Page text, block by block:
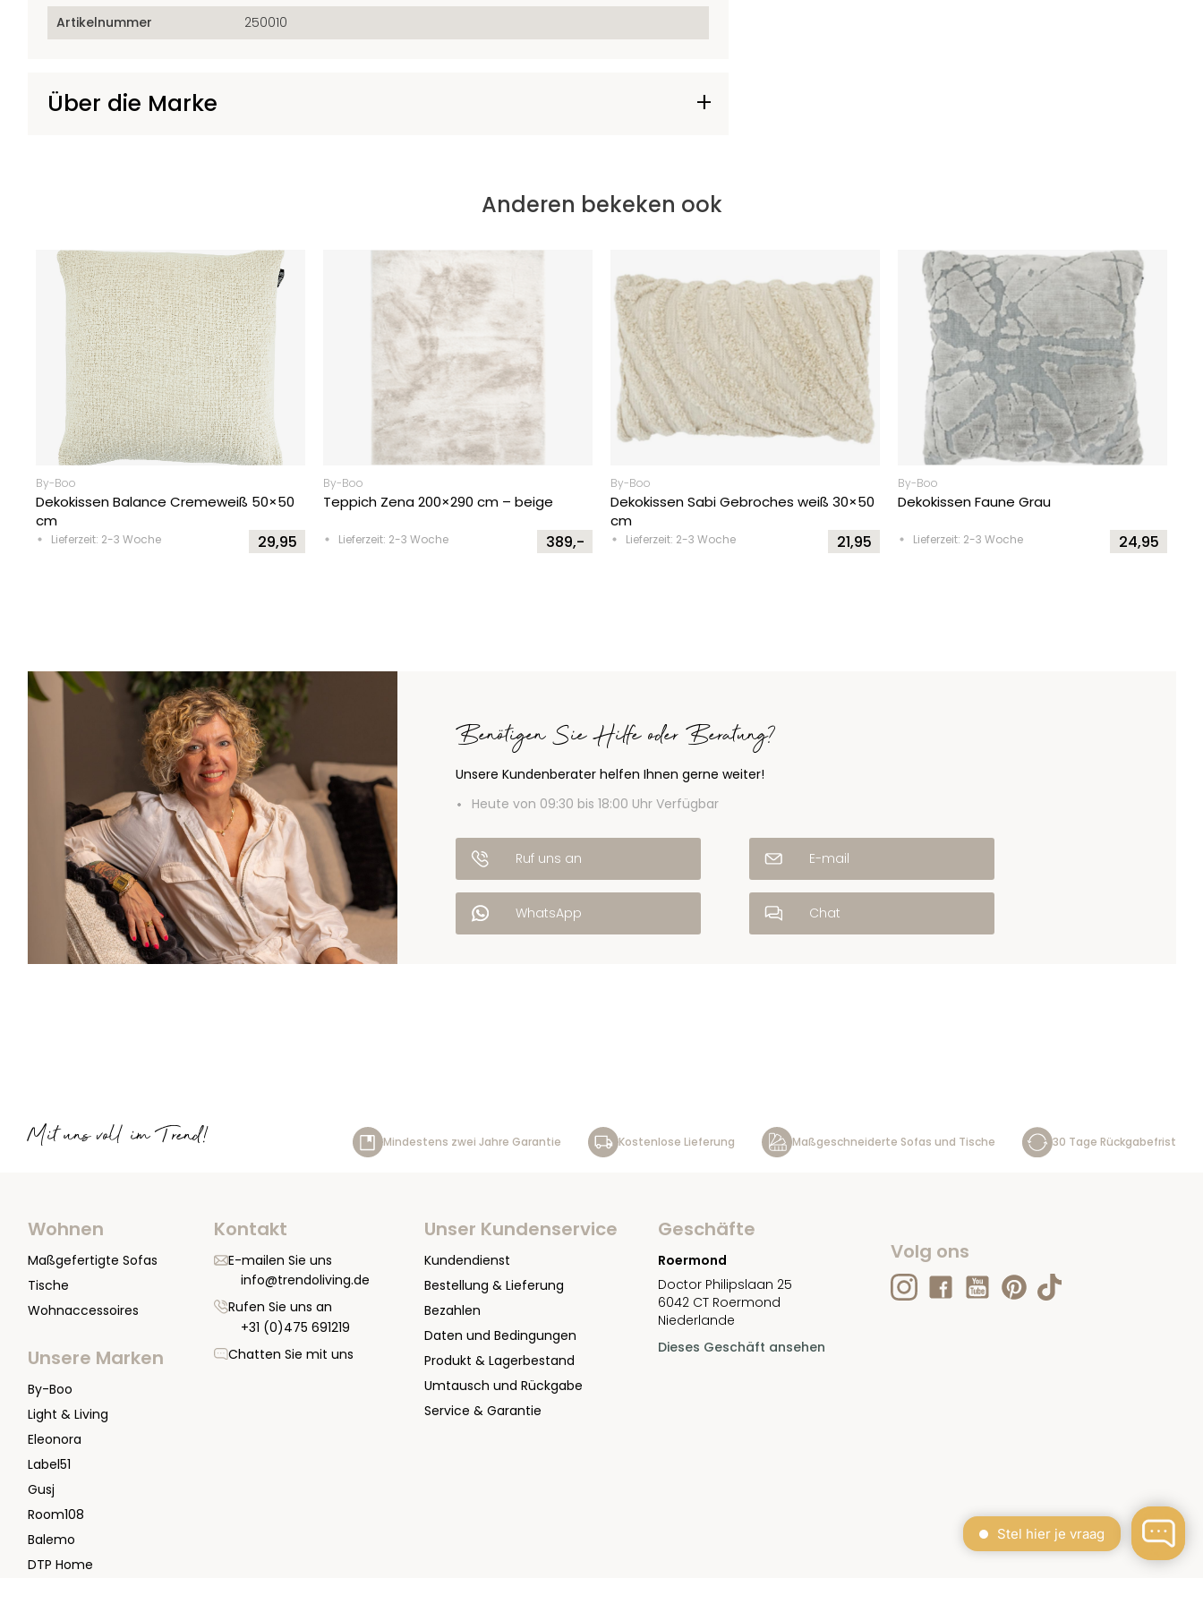
Artikelnummer 250010
Über die Marke
Anderen bekeken ook
By-Boo
Dekokissen Balance Cremeweiß 50×50
cm
Lieferzeit: 2-3 Woche 29,95
By-Boo
Teppich Zena 200×290 cm – beige
Lieferzeit: 2-3 Woche 389,-
By-Boo
Dekokissen Sabi Gebroches weiß 30×50
cm
Lieferzeit: 2-3 Woche 21,95
By-Boo
Dekokissen Faune Grau
Lieferzeit: 2-3 Woche 24,95
Benötigen Sie Hilfe oder Beratung?
Unsere Kundenberater helfen Ihnen gerne weiter!
Heute von 09:30 bis 18:00 Uhr Verfügbar
Ruf uns an E-mail
WhatsApp Chat
Mit uns voll im Trend! Mindestens zwei Jahre Garantie Kostenlose Lieferung Maßgeschneiderte Sofas und Tische 30 Tage Rückgabefrist
Wohnen
Maßgefertigte Sofas
Tische
Wohnaccessoires
Unsere Marken
By-Boo
Light & Living
Eleonora
Label51
Gusj
Room108
Balemo
DTP Home
Kontakt
E-mailen Sie uns
info@trendoliving.de
Rufen Sie uns an
+31 (0)475 691219
Chatten Sie mit uns
Unser Kundenservice
Kundendienst
Bestellung & Lieferung
Bezahlen
Daten und Bedingungen
Produkt & Lagerbestand
Umtausch und Rückgabe
Service & Garantie
Geschäfte
Roermond
Doctor Philipslaan 25
6042 CT Roermond
Niederlande
Dieses Geschäft ansehen
Volg ons